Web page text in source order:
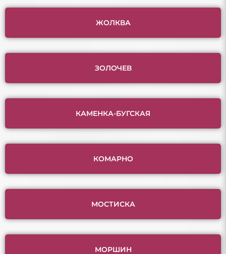
ЖОЛКВА
ЗОЛОЧЕВ
КАМЕНКА-БУГСКАЯ
КОМАРНО
МОСТИСКА
МОРШИН